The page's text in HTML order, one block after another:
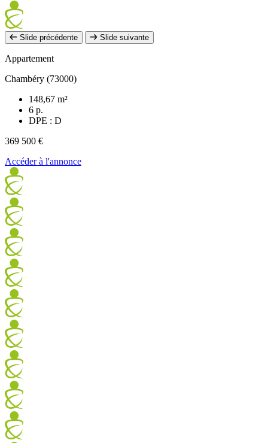
Slide précédente Slide suivante
Appartement
Chambéry (73000)
148,67 m²
6 p.
DPE : D
369 500 €
Accéder à l'annonce